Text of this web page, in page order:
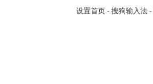
设置首页- 搜狗输入法-